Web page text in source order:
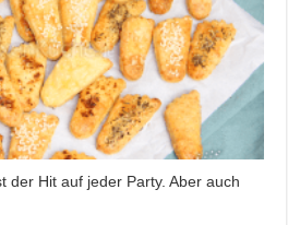
der Hit auf jeder Party. Aber auch